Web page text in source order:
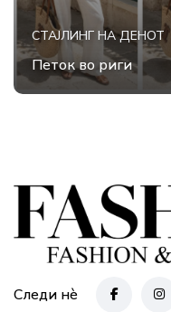
СТАЈЛИНГ НА ДЕНОТ
Петок во риги
Следи нè